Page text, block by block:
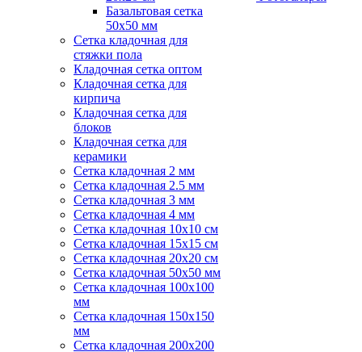
Базальтовая сетка
50x50 мм
Сетка кладочная для
стяжки пола
Кладочная сетка оптом
Кладочная сетка для
кирпича
Кладочная сетка для
блоков
Кладочная сетка для
керамики
Сетка кладочная 2 мм
Сетка кладочная 2.5 мм
Сетка кладочная 3 мм
Сетка кладочная 4 мм
Сетка кладочная 10x10 см
Сетка кладочная 15x15 см
Сетка кладочная 20x20 см
Сетка кладочная 50x50 мм
Сетка кладочная 100x100
мм
Сетка кладочная 150x150
мм
Сетка кладочная 200x200